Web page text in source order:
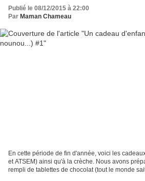
Publié le 08/12/2015 à 22:00
Par Maman Chameau
En cette période de fin d'année, voici les
et ATSEM) ainsi qu'à la crèche. Nous avons
rempli de tablettes de chocolat (tout le monde